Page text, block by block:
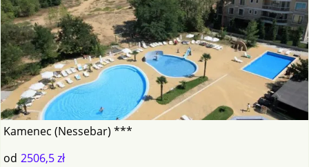
Kamenec (Nessebar) ***
od 2506,5 zł